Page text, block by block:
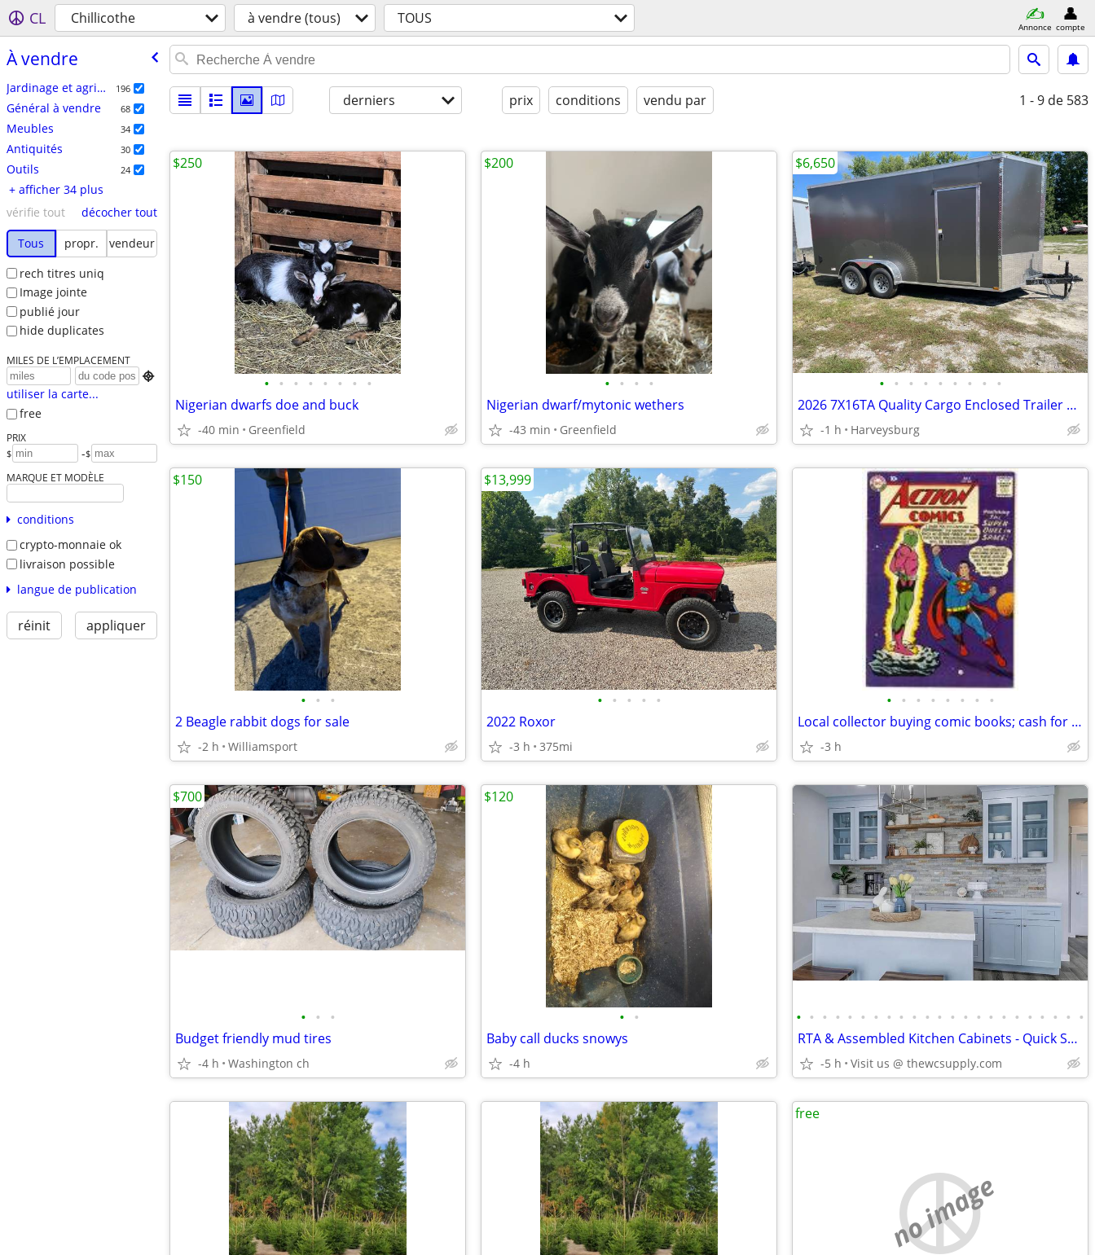
CL Chillicothe à vendre (tous) TOUS Annonce compte
À vendre
Jardinage et agriculture 196
Général à vendre 68
Meubles 34
Antiquités 30
Outils 24
+ afficher 34 plus
vérifie tout
décocher tout
Tous
propr.
vendeur
rech titres uniq
Image jointe
publié jour
hide duplicates
MILES DE L’EMPLACEMENT

utiliser la carte...
free
PRIX
$ -$
MARQUE ET MODÈLE
conditions
crypto-monnaie ok
livraison possible
langue de publication
réinit appliquer
derniers prix conditions vendu par 1 - 9 de 583
• • • • • • • •
Nigerian dwarfs doe and buck
-40 min Greenfield
$250
• • • •
Nigerian dwarf/mytonic wethers
-43 min Greenfield
$200
• • • • • • • • •
2026 7X16TA Quality Cargo Enclosed Trailer V8618
-1 h Harveysburg
$6,650
• • •
2 Beagle rabbit dogs for sale
-2 h Williamsport
$150
• • • • •
2022 Roxor
-3 h 375mi
$13,999
• • • • • • • •
Local collector buying comic books; cash for comics in/around (chill)
-3 h
• • •
Budget friendly mud tires
-4 h Washington ch
$700
• •
Baby call ducks snowys
-4 h
$120
• • • • • • • • • • • • • • • • • • • • • • •
RTA & Assembled Kitchen Cabinets - Quick Ship Options - Shop Online
-5 h Visit us @ thewcsupply.com
no image
free